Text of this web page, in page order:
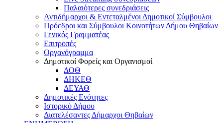
Παλαιότερες συνεδριάσεις
Αντιδήμαρχοι & Εντεταλμένοι Δημοτικοί Σύμβουλοι
Πρόεδροι και Σύμβουλοι Κοινοτήτων Δήμου Θηβαίων
Γενικός Γραμματέας
Επιτροπές
Οργανόγραμμα
Δημοτικοί Φορείς και Οργανισμοί
ΔΟΘ
ΔΗΚΕΘ
ΔΕΥΑΘ
Δημοτικές Ενότητες
Ιστορικό Δήμου
Διατελέσαντες Δήμαρχοι Θηβαίων